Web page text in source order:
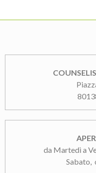
da Martedì a
Sabato,